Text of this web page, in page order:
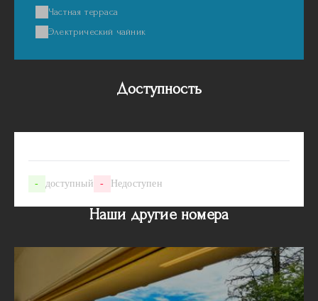
Частная терраса
Электрический чайник
Доступность
- доступный - Недоступен
Наши другие номера